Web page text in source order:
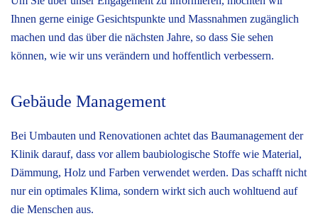
Ihnen gerne einige Gesichtspunkte und Massnahmen zugänglich
machen und das über die nächsten Jahre, so dass Sie sehen
können, wie wir uns verändern und hoffentlich verbessern.
Gebäude Management
Bei Umbauten und Renovationen achtet das Baumanagement der
Klinik darauf, dass vor allem baubiologische Stoffe wie Material,
Dämmung, Holz und Farben verwendet werden. Das schafft nicht
nur ein optimales Klima, sondern wirkt sich auch wohltuend auf
die Menschen aus.